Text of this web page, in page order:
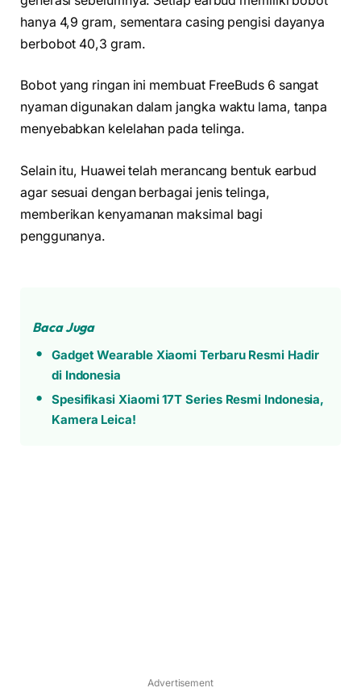
hanya 4,9 gram, sementara casing pengisi dayanya
berbobot 40,3 gram.
Bobot yang ringan ini membuat FreeBuds 6 sangat
nyaman digunakan dalam jangka waktu lama, tanpa
menyebabkan kelelahan pada telinga.
Selain itu, Huawei telah merancang bentuk earbud
agar sesuai dengan berbagai jenis telinga,
memberikan kenyamanan maksimal bagi
penggunanya.
Baca Juga
Gadget Wearable Xiaomi Terbaru Resmi Hadir
di Indonesia
Spesifikasi Xiaomi 17T Series Resmi Indonesia,
Kamera Leica!
Advertisement